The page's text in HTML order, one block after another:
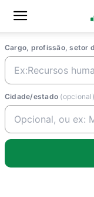
Cargo, profissão, setor
Cidade/estado (opcional)